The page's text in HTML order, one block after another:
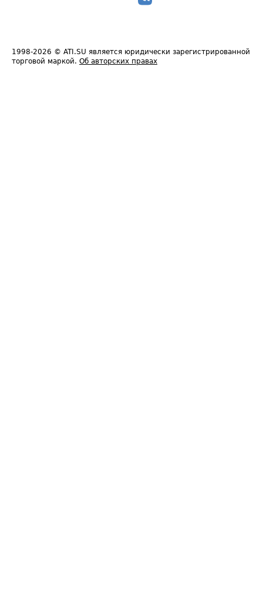
1998-2026 © ATI.SU является юридически зарегистрированной
торговой маркой. Об авторских правах